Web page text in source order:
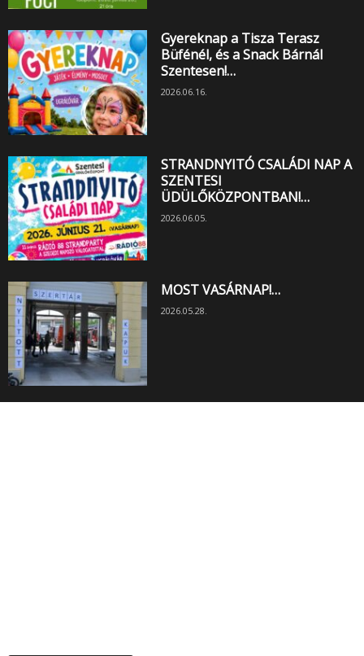
Gyereknap a Tisza Terasz
Büfénél, és a Snack Bárnál
Szentesen!…
2026.06.16.
STRANDNYITÓ CSALÁDI NAP A
SZENTESI
ÜDÜLŐKÖZPONTBAN!…
2026.06.05.
MOST VASÁRNAP!…
2026.05.28.